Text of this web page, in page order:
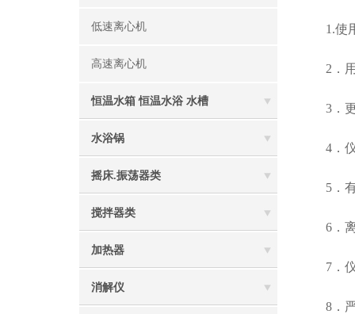
低速离心机
高速离心机
恒温水箱 恒温水浴 水槽
水浴锅
摇床.振荡器类
搅拌器类
加热器
消解仪
1.使
2．
3．
4．
5．
6．
7．
8．